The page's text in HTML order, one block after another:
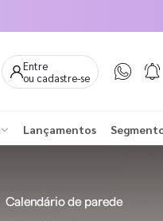
Entre
ou cadastre-se
Lançamentos